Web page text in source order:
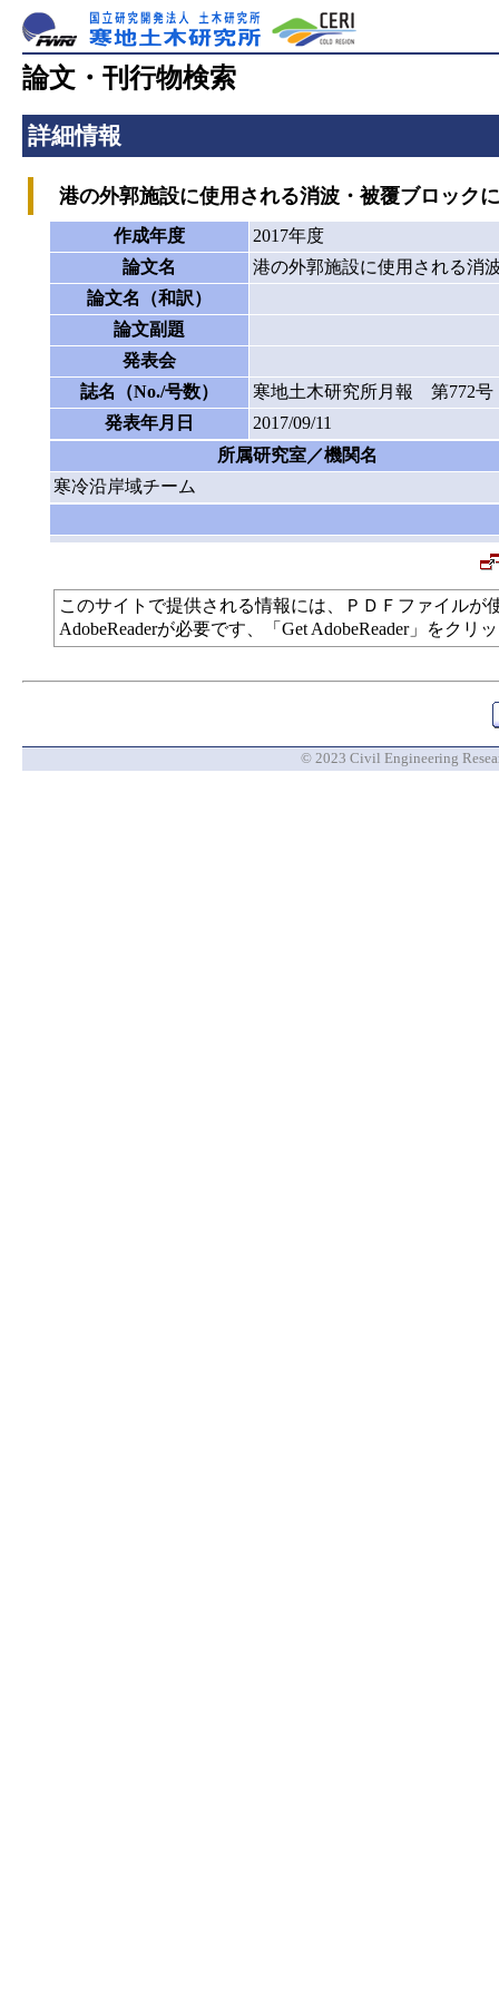
論文・刊行物検索
詳細情報
港の外郭施設に使用される消波・被覆ブロック
作成年度
2017年度
論文名
港の外郭施設に使用される消
論文名（和訳）
論文副題
発表会
誌名（No./号数）
寒地土木研究所月報 第772号
発表年月日
2017/09/11
所属研究室／機関名
寒冷沿岸域チーム
このサイトで提供される情報には、ＰＤＦファイル
AdobeReaderが必要です、「Get AdobeReader」をク
© 2023 Civil Engineering